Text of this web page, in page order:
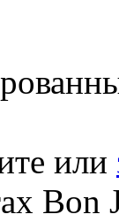
или
Bon